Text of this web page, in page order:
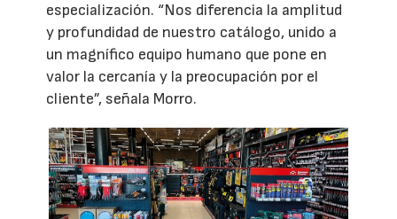
especialización. “Nos diferencia la amplitud
y profundidad de nuestro catálogo, unido a
un magnífico equipo humano que pone en
valor la cercanía y la preocupación por el
cliente”, señala Morro.